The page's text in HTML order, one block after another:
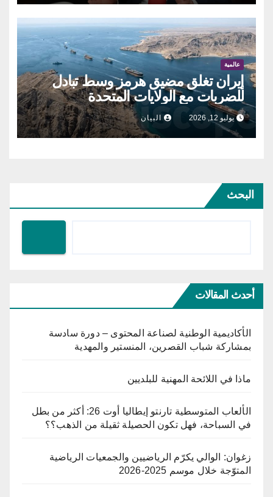
عالمية
إيران تغلق مضيق هرمز وسط تبادل
للضربات مع الولايات المتحدة
يوليو 12, 2026 البيان
البحث
أحدث المقالات
الأكاديمية الوطنية لصناعة المحتوى – دورة سادسة
بمشاركة شباب القصرين، المنستير والمهدية
ماذا في اللائحة المهنية للبلديين
الألعاب المتوسطية تارنتو إيطاليا أوت 26: أكثر من بطل
في السباحة، فهل تكون الحصيلة ثقيلة من الذهب؟؟
زغوان: الوالي يكرّم الرياضيين والجمعيات الرياضية
المتوّجة خلال موسم 2025-2026